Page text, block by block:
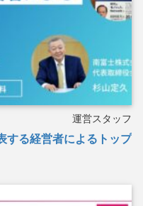
運営スタッフ
する経営者によるトップ